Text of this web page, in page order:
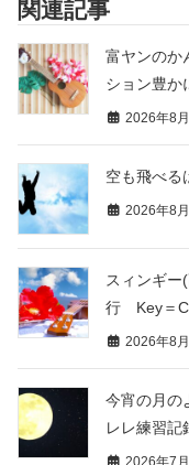
関連記事
富ヤンのか
ション豊
2026年8
空も飛べ
2026年8
スィンギー
行 Key＝
2026年8
今宵の月の
レレ練習記
2026年7